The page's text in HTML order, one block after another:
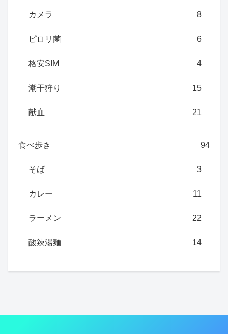
カメラ 8
ピロリ菌 6
格安SIM 4
潮干狩り 15
献血 21
食べ歩き 94
そば 3
カレー 11
ラーメン 22
酸辣湯麺 14